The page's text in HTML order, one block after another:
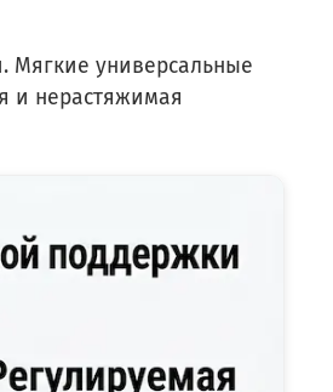
Мягкие универсальные
и нерастяжимая